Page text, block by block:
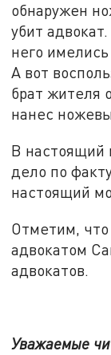
обнаружен
убит
него
А вот
брат жителя
нанес
В настоящий
дело по
настоящий
Отметим,
адвокатом
адвокатов.
Уважаемые